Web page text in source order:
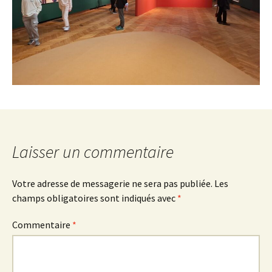
Laisser un commentaire
Votre adresse de messagerie ne sera pas publiée. Les
champs obligatoires sont indiqués avec *
Commentaire *